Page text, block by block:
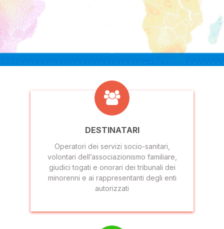
DESTINATARI
Operatori dei servizi socio-sanitari,
volontari dell’associazionismo familiare,
giudici togati e onorari dei tribunali dei
minorenni e ai rappresentanti degli enti
autorizzati